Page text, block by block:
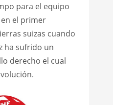
para el equipo
el primer
suizas cuando
ha sufrido un
derecho el cual